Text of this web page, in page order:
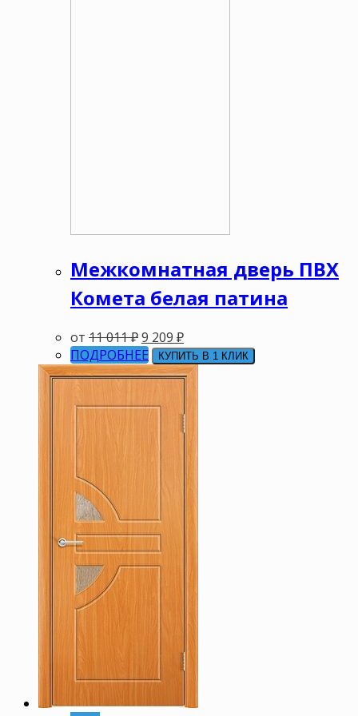
Межкомнатная дверь ПВХ
Комета белая патина
от 11 011₽9 209 ₽
ПОДРОБНЕЕ
КУПИТЬ В 1 КЛИК